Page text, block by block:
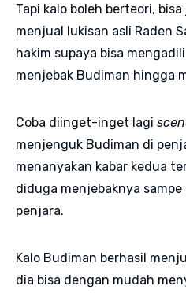
Tapi kalo boleh berteori,
menjual lukisan asli Raden
hakim supaya bisa
menjebak Budiman hingga
Coba diinget-inget lagi
menjenguk Budiman di
menanyakan kabar kedua
diduga menjebaknya
penjara.
Kalo Budiman berhasil
dia bisa dengan mudah